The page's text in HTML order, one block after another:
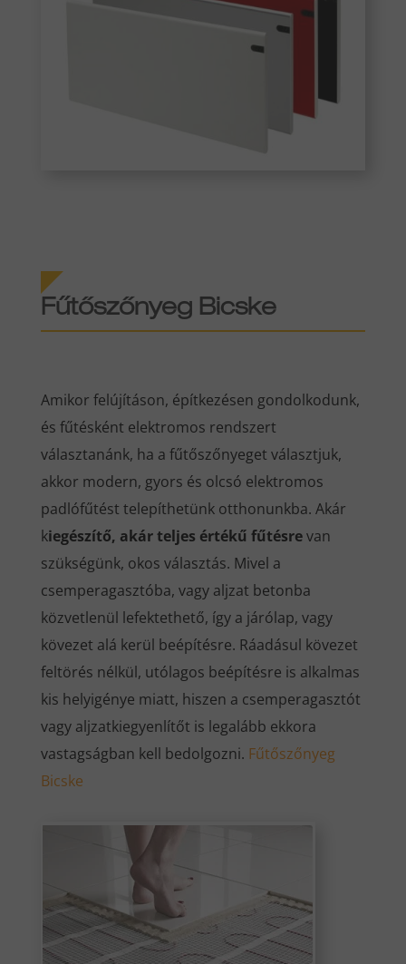
Fűtőszőnyeg Bicske
Amikor felújításon, építkezésen gondolkodunk,
és fűtésként elektromos rendszert
választanánk, ha a fűtőszőnyeget választjuk,
akkor modern, gyors és olcsó elektromos
padlófűtést telepíthetünk otthonunkba. Akár
kiegészítő, akár teljes értékű fűtésrevan
szükségünk, okos választás. Mivel a
csemperagasztóba, vagy aljzat betonba
közvetlenül lefektethető, így a járólap, vagy
kövezet alá kerül beépítésre. Ráadásul kövezet
feltörés nélkül, utólagos beépítésre is alkalmas
kis helyigénye miatt, hiszen a csemperagasztót
vagy aljzatkiegyenlítőt is legalább ekkora
vastagságban kell bedolgozni. Fűtőszőnyeg
Bicske